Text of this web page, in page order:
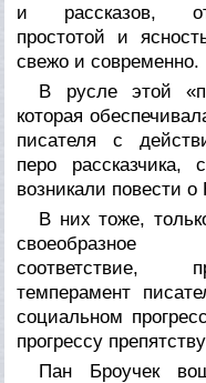
и рассказов,
простотой и
свежо и современно.
В русле этой
которая
писателя с
перо
возникали повести о
В них тоже,
своеобразное
соответствие,
темперамент
социальном
прогрессу
Пан Броучек